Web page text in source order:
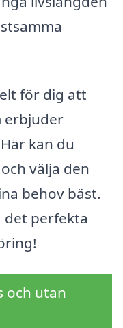
för dig att
erbjuder
kan du
välja den
behov bäst.
det perfekta
och utan